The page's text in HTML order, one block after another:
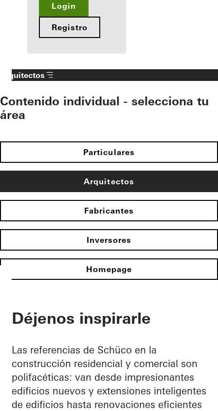
Login
Registro
Arquitectos
Contenido individual - selecciona tu
área
Particulares
Arquitectos
Fabricantes
Inversores
Homepage
Déjenos inspirarle
Las referencias de Schüco en la
construcción residencial y comercial son
polifacéticas: van desde impresionantes
edificios nuevos y extensiones inteligentes
de edificios hasta renovaciones eficientes